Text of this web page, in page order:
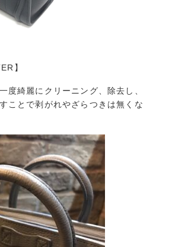
】
度綺麗にクリーニング、除去し、
ことで剥がれやざらつきは無くな